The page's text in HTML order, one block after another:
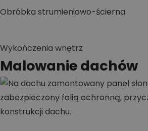
Obróbka strumieniowo-ścierna
Wykończenia wnętrz
Malowanie dachów